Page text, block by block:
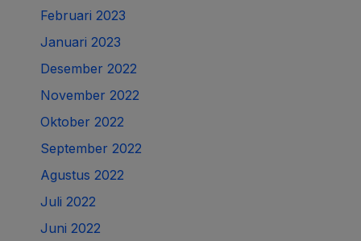
Februari 2023
Januari 2023
Desember 2022
November 2022
Oktober 2022
September 2022
Agustus 2022
Juli 2022
Juni 2022